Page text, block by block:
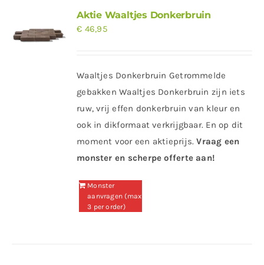
Aktie Waaltjes Donkerbruin
€ 46,95
Waaltjes Donkerbruin Getrommelde
gebakken Waaltjes Donkerbruin zijn iets
ruw, vrij effen donkerbruin van kleur en
ook in dikformaat verkrijgbaar. En op dit
moment voor een aktieprijs.Vraag een
monster en scherpe offerte aan!
Monster
aanvragen (max
3 per order)